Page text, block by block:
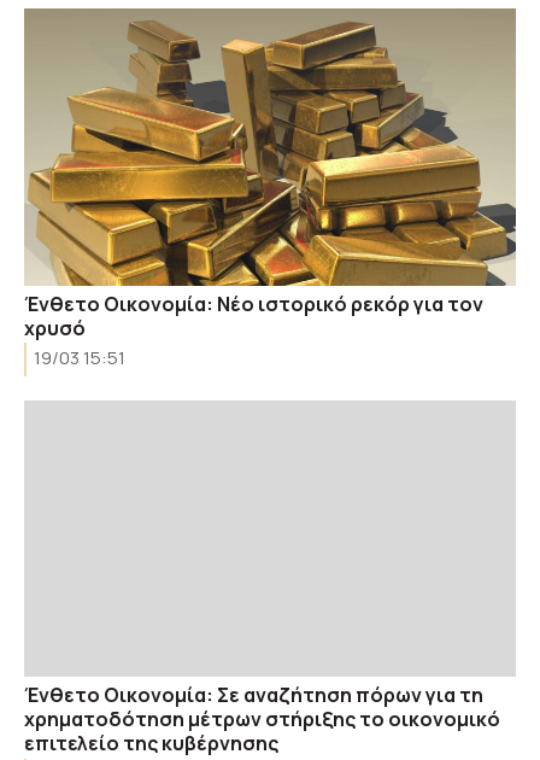
Ένθετο Οικονομία: Νέο ιστορικό ρεκόρ για τον
χρυσό
19/03 15:51
Ένθετο Οικονομία: Σε αναζήτηση πόρων για τη
χρηματοδότηση μέτρων στήριξης το οικονομικό
επιτελείο της κυβέρνησης